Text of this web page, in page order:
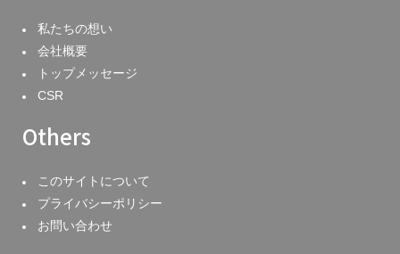
私たちの想い
会社概要
トップメッセージ
CSR
Others
このサイトについて
プライバシーポリシー
お問い合わせ